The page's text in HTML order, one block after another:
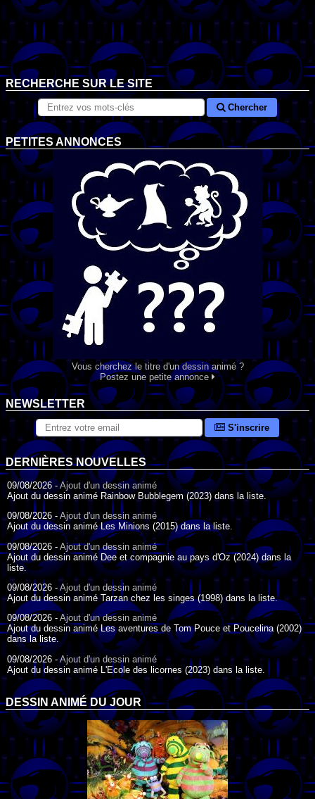
RECHERCHE SUR LE SITE
Chercher
PETITES ANNONCES
Vous cherchez le titre d'un dessin animé ?
Postez une petite annonce
NEWSLETTER
S'inscrire
DERNIÈRES NOUVELLES
09/08/2026 -Ajout d'un dessin animé
Ajout du dessin animé Rainbow Bubblegem (2023) dans la liste.
09/08/2026 -Ajout d'un dessin animé
Ajout du dessin animé Les Minions (2015) dans la liste.
09/08/2026 - Ajout d'un dessin animé
Ajout du dessin animé Dee et compagnie au pays d'Oz (2024) dans la
liste.
09/08/2026 - Ajout d'un dessin animé
Ajout du dessin animé Tarzan chez les singes (1998) dans la liste.
09/08/2026 - Ajout d'un dessin animé
Ajout du dessin animé Les aventures de Tom Pouce et Poucelina (2002)
dans la liste.
09/08/2026 -Ajout d'un dessin animé
Ajout du dessin animé L'Ecole des licornes (2023) dans la liste.
09/08/2026 -Ajout d'un dessin animé
Ajout du dessin animé Wonder Choux ! (2006) dans la liste.
09/08/2026 -Ajout d'un dessin animé
Ajout du dessin animé Anna et ses amis (2022) dans la liste.
09/08/2026 -
Ajout d'un dessin animé
Ajout du dessin animé Tom Pouce en trouble (1940) dans la liste.
09/08/2026 -
Ajout d'un dessin animé
Ajout du dessin animé Anna et le Roi (2000) dans la liste.
DESSIN ANIMÉ DU JOUR